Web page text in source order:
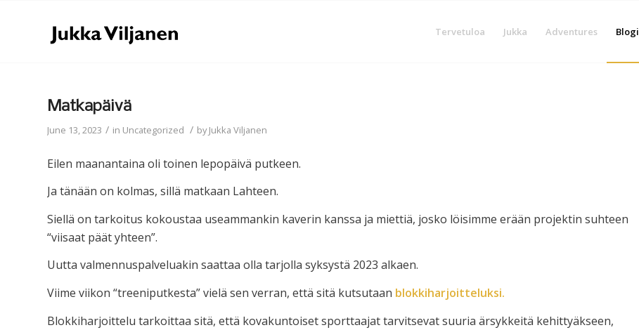
Tervetuloa Jukka Adventures Blogi
Matkapäivä
June 13, 2023 / in Uncategorized / byJukka Viljanen
Eilen maanantaina oli toinen lepopäivä putkeen.
Ja tänään on kolmas, sillä matkaan Lahteen.
Siellä on tarkoitus kokoustaa useammankin kaverin kanssa ja miettiä, josko löisimme erään projektin suhteen
“viisaat päät yhteen”.
Uutta valmennuspalveluakin saattaa olla tarjolla syksystä 2023 alkaen.
Viime viikon “treeniputkesta” vielä sen verran, että sitä kutsutaan blokkiharjoitteluksi.
Blokkiharjoittelu tarkoittaa sitä, että kovakuntoiset sporttaajat tarvitsevat suuria ärsykkeitä kehittyäkseen,